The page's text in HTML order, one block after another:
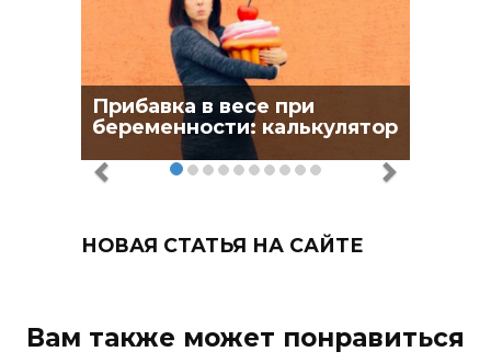
Прибавка в весе при
беременности: калькулятор
НОВАЯ СТАТЬЯ НА САЙТЕ
Вам также может понравиться